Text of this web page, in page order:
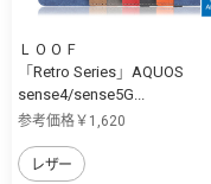
ＬＯＯＦ
「Retro Series」AQUOS
sense4/sense5G...
参考価格￥1,620
レザー